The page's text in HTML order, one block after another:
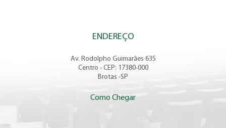
ENDEREÇO
Av. Rodolpho Guimarães 635
Centro - CEP: 17380-000
Brotas -SP
Como Chegar